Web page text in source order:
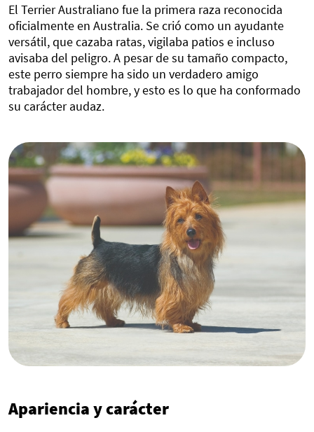
El Terrier Australiano fue la primera raza reconocida
oficialmente en Australia. Se crió como un ayudante
versátil, que cazaba ratas, vigilaba patios e incluso
avisaba del peligro. A pesar de su tamaño compacto,
este perro siempre ha sido un verdadero amigo
trabajador del hombre, y esto es lo que ha conformado
su carácter audaz.
Apariencia y carácter